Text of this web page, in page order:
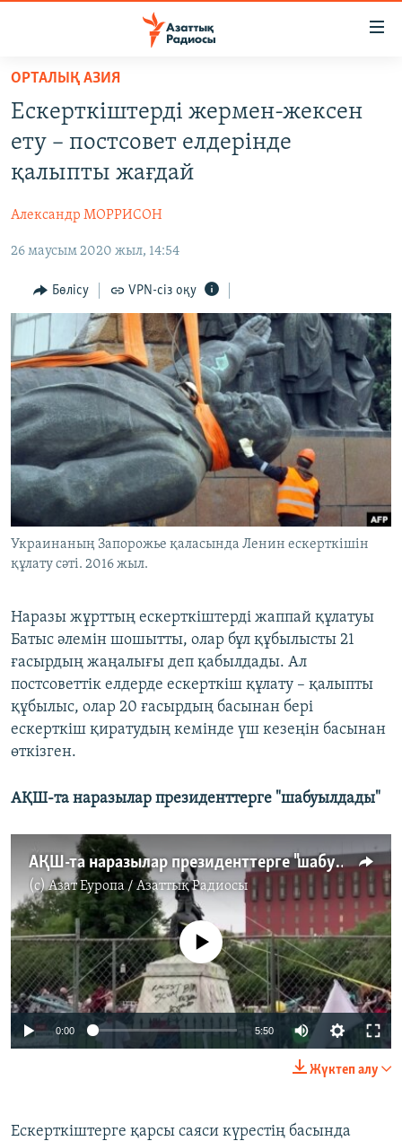
Skip
main
content
to
main
Navigation
Skip
Search
САЯСАТ
AZATTYQTV
АДАМ ҚҰҚЫҚТАРЫ
ӘЛЕУМЕТ
ӘЛЕМ
АРНАЙЫ ЖОБАЛАР
Русский
ЖАЗЫЛЫҢЫЗ
Басқа тілдерде
ОРТАЛЫҚ АЗИЯ
Ескерткіштерді жермен-жексен
ету – постсовет елдерінде
қалыпты жағдай
Александр МОРРИСОН
26 маусым 2020 жыл, 14:54
Бөлісу VPN-сіз оқу
Украинаның Запорожье қаласында Ленин ескерткішін
құлату сәті. 2016 жыл.
Наразы жұрттың ескерткіштерді жаппай құлатуы
Батыс әлемін шошытты, олар бұл құбылысты 21
ғасырдың жаңалығы деп қабылдады. Ал
постсоветтік елдерде ескерткіш құлату – қалыпты
құбылыс, олар 20 ғасырдың басынан бері
ескерткіш қиратудың кемінде үш кезеңін басынан
өткізген.
АҚШ-та наразылар президенттерге "шабуылдады"
АҚШ-та наразылар президенттерге "шабуылдады"
(c)Азат Еуропа / Азаттық Радиосы
No media source currently available
0:00 5:50 Auto
Жүктеп алу
Ескерткіштерге қарсы саяси күрестің басында